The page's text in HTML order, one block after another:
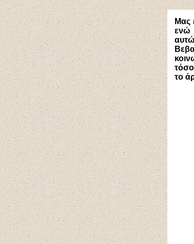
Μας
ενώ
το